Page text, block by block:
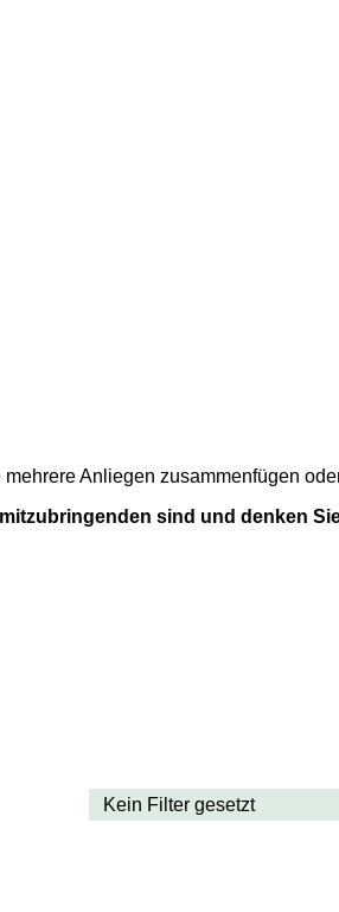
Anliegen zusammenfügen
sind und denken